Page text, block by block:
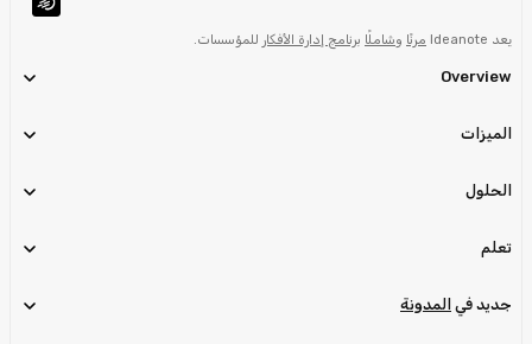
يعد Ideanote مرنًا وشاملًا برنامج إدارة الأفكار للمؤسسات.
Overview
الميزات
الحلول
تعلم
جديد في المدونة